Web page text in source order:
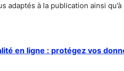
adaptés à la publication ainsi
en ligne : protégez vos